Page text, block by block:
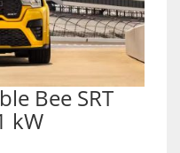
Bee SRT
kW